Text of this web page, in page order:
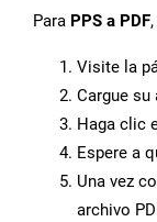
Para PPS a PDF
Visite la
Cargue su
Haga clic
Espere a
Una vez
archivo